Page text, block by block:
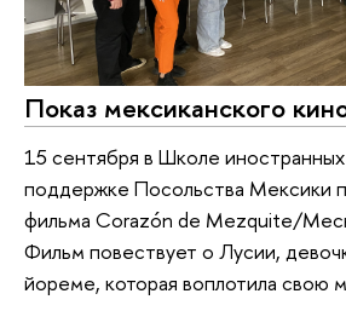
Показ мексиканского
15 сентября в Школе
поддержке Посольства Мексики
фильма Corazón de Mezquite/
Фильм повествует о Лусии,
йореме, которая воплотила свою